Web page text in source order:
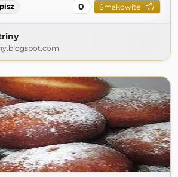
0 Smakowite